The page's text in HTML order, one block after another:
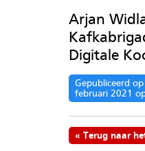
Arjan
Digitale
Gepubliceerd
februari 2021
Terug naar